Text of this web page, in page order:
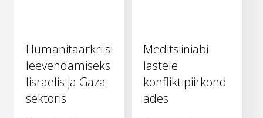
Humanitaarkriisi
leevendamiseks
Iisraelis ja Gaza
sektoris
Meditsiiniabi
lastele
konfliktipiirkond
ades